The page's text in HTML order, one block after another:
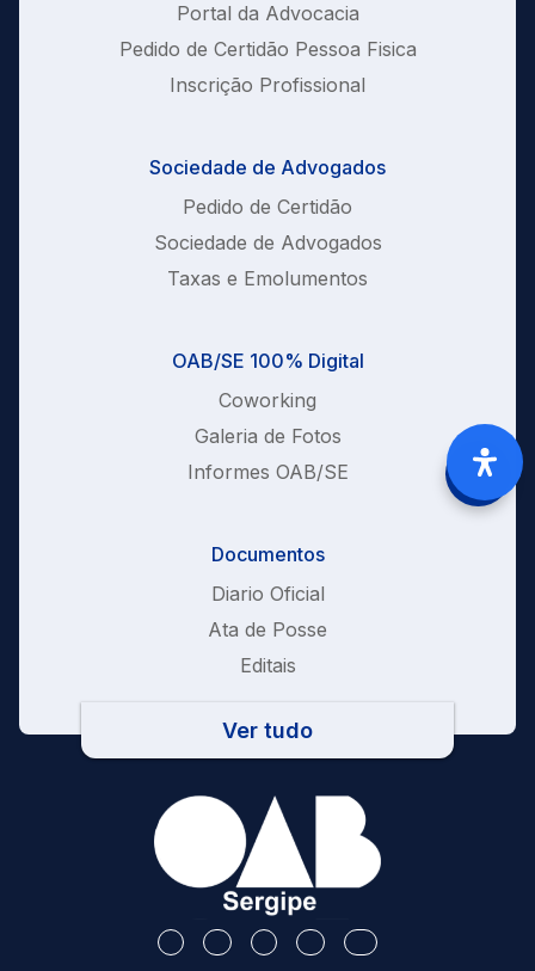
Portal da Advocacia
Pedido de Certidão Pessoa Fisica
Inscrição Profissional
Sociedade de Advogados
Pedido de Certidão
Sociedade de Advogados
Taxas e Emolumentos
OAB/SE 100% Digital
Coworking
Galeria de Fotos
Informes OAB/SE
Documentos
Diario Oficial
Ata de Posse
Editais
Ver tudo